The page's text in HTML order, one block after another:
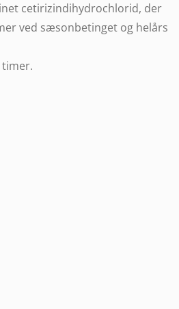
cetirizindihydrochlorid, der
ved sæsonbetinget og helårs
timer.